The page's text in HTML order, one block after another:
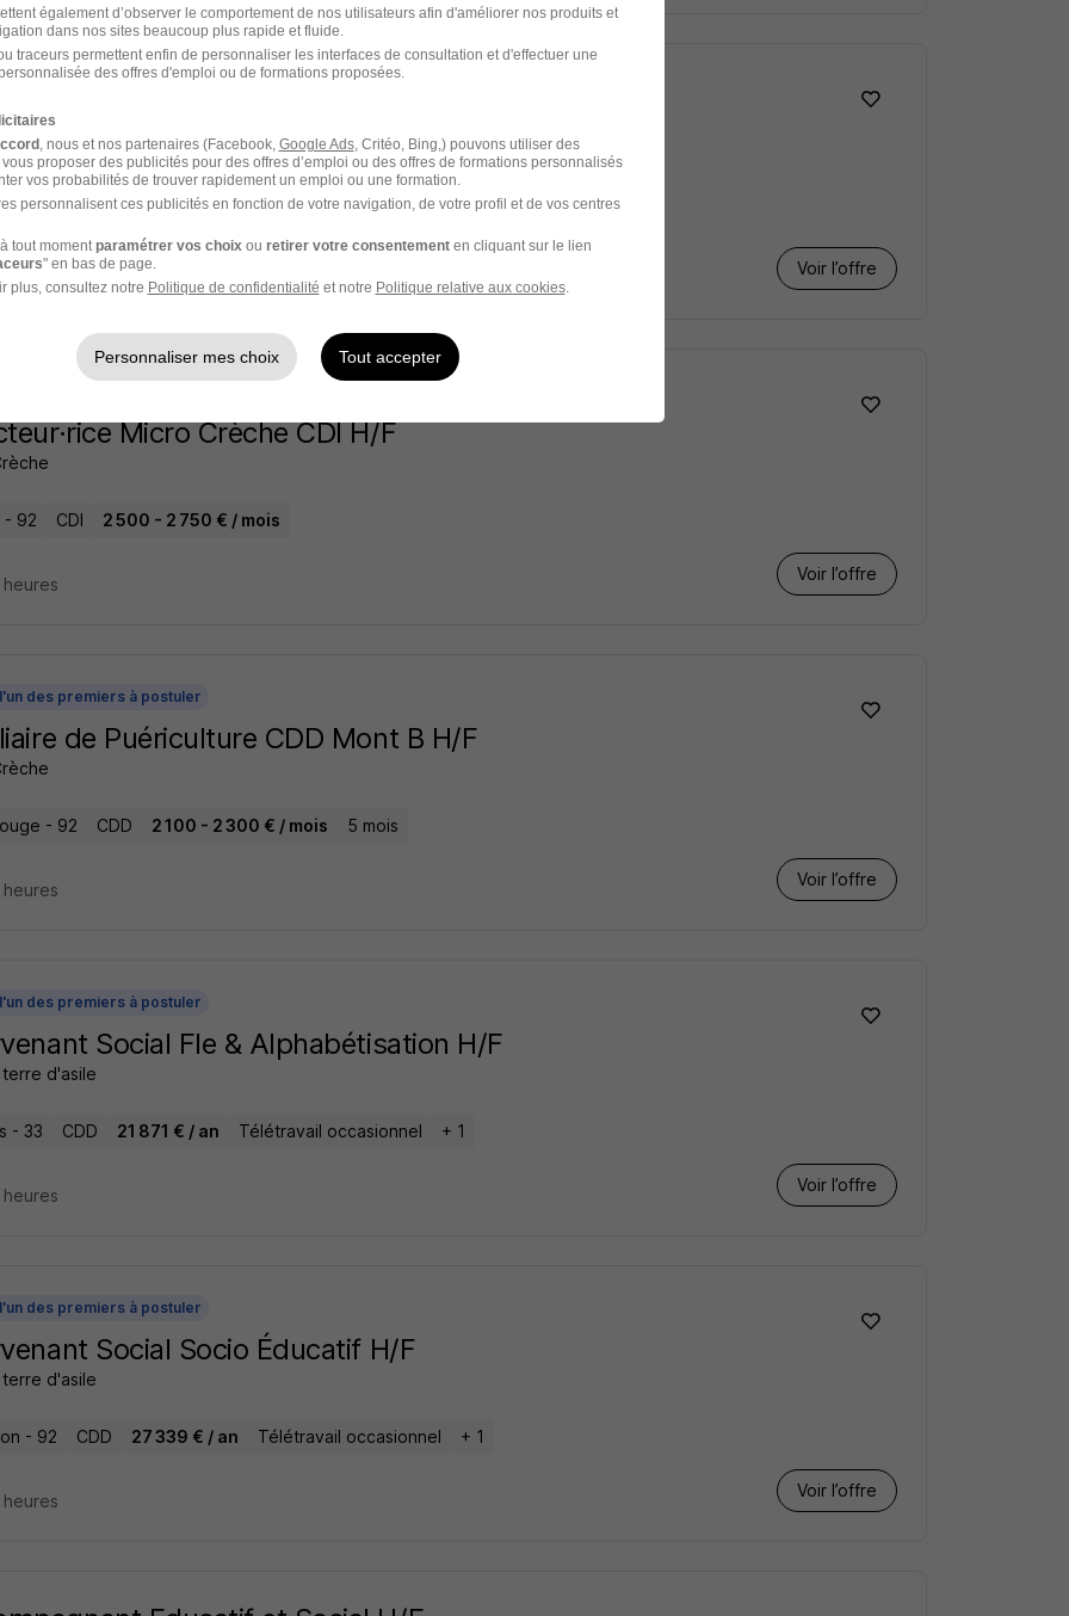
l'un des premiers à postuler
Micro Crèche CDI H/F
- 92 CDI 2 500 - 2 750 € / mois
Voir l’offre
Micro Crèche CDI H/F
- 92 CDI 2 500 - 2 750 € / mois
Voir l’offre
des premiers à postuler
de Puériculture CDD Mont B H/F
- 92 CDD 2 100 - 2 300 € / mois 5 mois
Voir l’offre
des premiers à postuler
Social Fle & Alphabétisation H/F
d'asile
- 33 CDD 21 871 € / an Télétravail occasionnel + 1
Voir l’offre
des premiers à postuler
Social Socio Éducatif H/F
d'asile
- 92 CDD 27 339 € / an Télétravail occasionnel + 1
Voir l’offre
également d’observer le comportement de nos utilisateurs afin d'améliorer nos produits et
dans nos sites beaucoup plus rapide et fluide.
traceurs permettent enfin de personnaliser les interfaces de consultation et d'effectuer une
des offres d'emploi ou de formations proposées.
, nous et nos partenaires (Facebook, Google Ads, Critéo, Bing,) pouvons utiliser des
proposer des publicités pour des offres d’emploi ou des offres de formations personnalisés
vos probabilités de trouver rapidement un emploi ou une formation.
personnalisent ces publicités en fonction de votre navigation, de votre profil et de vos centres
tout moment paramétrer vos choix ou retirer votre consentementen cliquant sur le lien
" en bas de page.
plus, consultez notre Politique de confidentialité et notre Politique relative aux cookies.
Personnaliser mes choix Tout accepter